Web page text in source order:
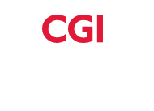
to